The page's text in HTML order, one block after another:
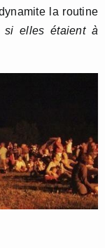
la routine
si elles étaient à